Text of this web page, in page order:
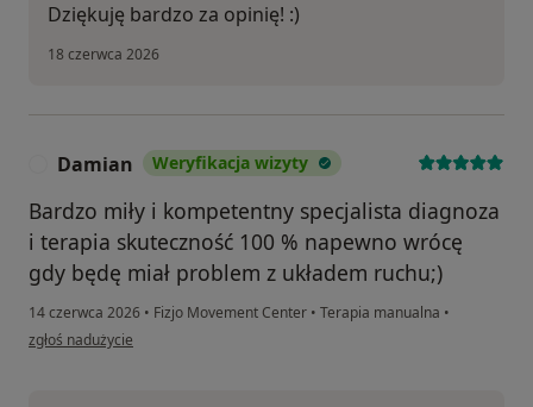
Dziękuję bardzo za opinię! :)
18 czerwca 2026
Damian Weryfikacja wizyty
Bardzo miły i kompetentny specjalista diagnoza
i terapia skuteczność 100 % napewno wrócę
gdy będę miał problem z układem ruchu;)
14 czerwca 2026 • Fizjo Movement Center • Terapia manualna •
w opinii użytkownika Damian
zgłoś nadużycie